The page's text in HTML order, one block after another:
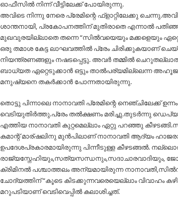
ഓഫീസില്‍ നിന്ന് വീട്ടിലേക്ക് പോയിരുന്നു.
അവിടെ നിന്നു നേരെ പ്രേമിന്റെ ഫ്‌ളാറ്റിലേക്കു
ശാന്തനായി, പ്രകോപനത്തിന് മുതിരാതെ എന്നാല്‍
മുഖവുരയില്ലാതെ തന്നെ “സില്‍വയെയും മക്കളെയും
ഒരു തമാശ കേട്ട ലാഘവത്തില്‍ പ്രേം ചിരിക്കുകയാണ്
നിയന്ത്രണങ്ങളും നഷടപ്പെട്ടു. അവര്‍ തമ്മില്‍
ബാധ്യത ഏറ്റെടുക്കാന്‍ ഒട്ടും താല്‍പര്യമില്ലെന്ന
മനുഷ്യനെ തകര്‍ക്കാന്‍ പോന്നതായിരുന്നു.
തൊട്ടു പിന്നാലെ നാനാവതി പ്രേമിന്റെ നെഞ്ചിലേക്ക്
വെടിയുതിര്‍ത്തു.പ്രേം തല്‍ക്ഷണം മരിച്ചു.തുടര്‍ന്നു
എത്തിയ നാനാവതി കുറ്റമെല്ലാം ഏറ്റു പറഞ്ഞു
കമാന്റ് മാര്ഷലിനു മുന്‍പിലാണ് നാനാവതി ആദ്യം
ഉപദേശപ്രകാരമായിരുന്നു പിന്നീടുള്ള കീഴടങ്ങല്‍.
രാജ്യസ്നേഹിയും,സത്യസന്ധനും,സദാചാരവാദിയും,
ക്രിമിനല്‍ പശ്ചാത്തലം അന്യമായിരുന്ന
ചോദ്യത്തിന് “കൂടെ കിടക്കുന്നവരെയെല്ലാം വിവാഹം
മറുപടിയാണ് വെടിവെപ്പില്‍ കലാശിച്ചത്.